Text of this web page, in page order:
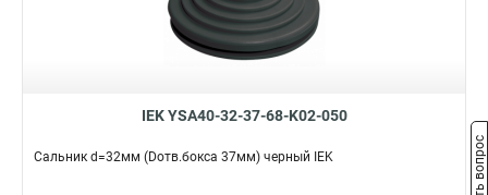
IEK YSA40-32-37-68-K02-050
Сальник d=32мм (Dотв.бокса 37мм) черный IEK